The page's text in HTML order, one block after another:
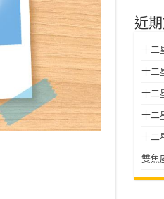
近
十二
十二
十二
十二
十二
雙魚